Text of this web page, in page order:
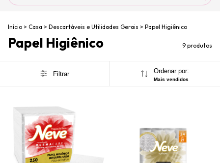
Início > Casa > Descartáveis e Utilidades Gerais > Papel Higiênico
Papel Higiênico 9 produtos
Filtrar Ordenar por:
Mais vendidos